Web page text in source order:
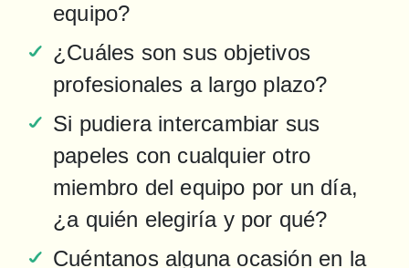
equipo?
¿Cuáles son sus objetivos
profesionales a largo plazo?
Si pudiera intercambiar sus
papeles con cualquier otro
miembro del equipo por un día,
¿a quién elegiría y por qué?
Cuéntanos alguna ocasión en la